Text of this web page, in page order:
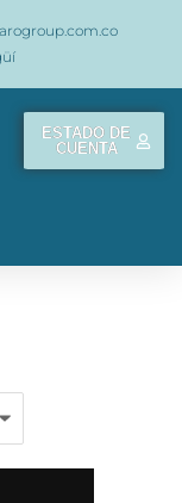
ESTADO DE
CUENTA